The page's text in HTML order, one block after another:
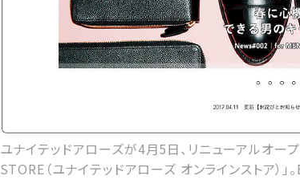
ユナイテッドアローズが4月5日、リニューアルオ
STORE（ユナイテッドアローズ オンラインストア）